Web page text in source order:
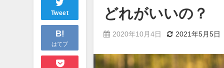
Tweet
B!
はてブ
どれがいいの？
2020年10月4日 2021年5月5日